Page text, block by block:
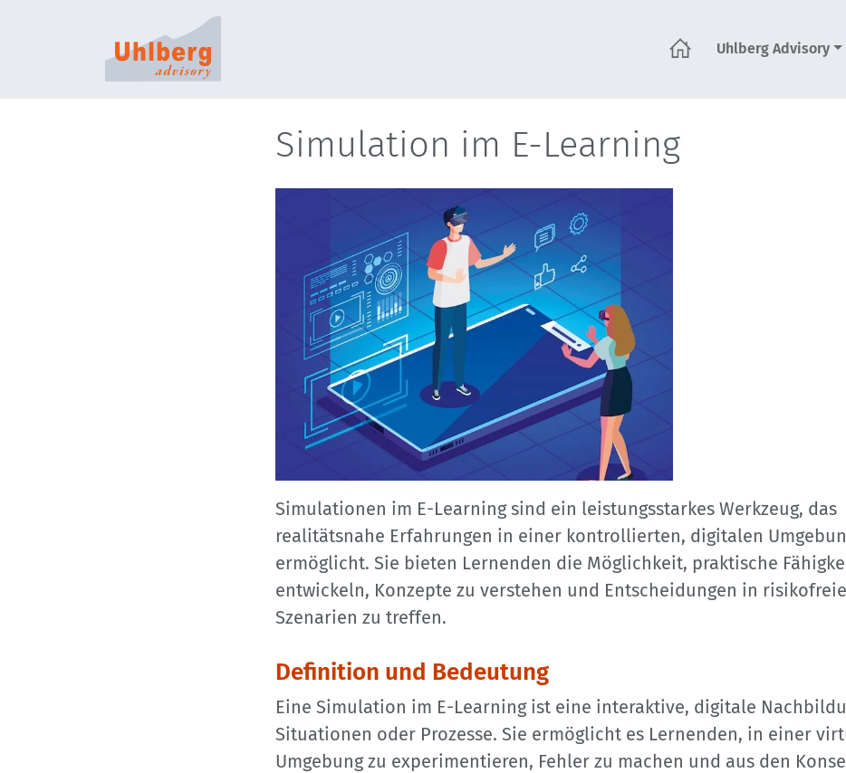
Uhlberg Advisory
Simulation im E-Learning
Simulationen im E-Learning sind ein leistungsstarkes Werkzeug, das
realitätsnahe Erfahrungen in einer kontrollierten, digitalen
ermöglicht. Sie bieten Lernenden die Möglichkeit, praktische
entwickeln, Konzepte zu verstehen und Entscheidungen in
Szenarien zu treffen.
Definition und Bedeutung
Eine Simulation im E-Learning ist eine interaktive, digitale
Situationen oder Prozesse. Sie ermöglicht es Lernenden, in einer
Umgebung zu experimentieren, Fehler zu machen und aus den